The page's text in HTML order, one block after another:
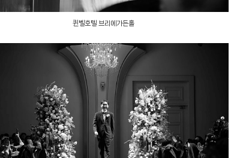
퀸벨호텔 브리에가든홀